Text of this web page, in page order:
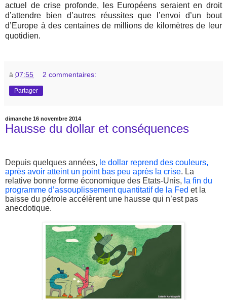
actuel de crise profonde, les Européens seraient en droit
d’attendre bien d’autres réussites que l’envoi d’un bout
d’Europe à des centaines de millions de kilomètres de leur
quotidien.
à 07:55 2 commentaires:
Partager
dimanche 16 novembre 2014
Hausse du dollar et conséquences
Depuis quelques années, le dollar reprend des couleurs,
après avoir atteint un point bas peu après la crise. La
relative bonne forme économique des Etats-Unis, la fin du
programme d’assouplissement quantitatif de la Fed et la
baisse du pétrole accélèrent une hausse qui n’est pas
anecdotique.